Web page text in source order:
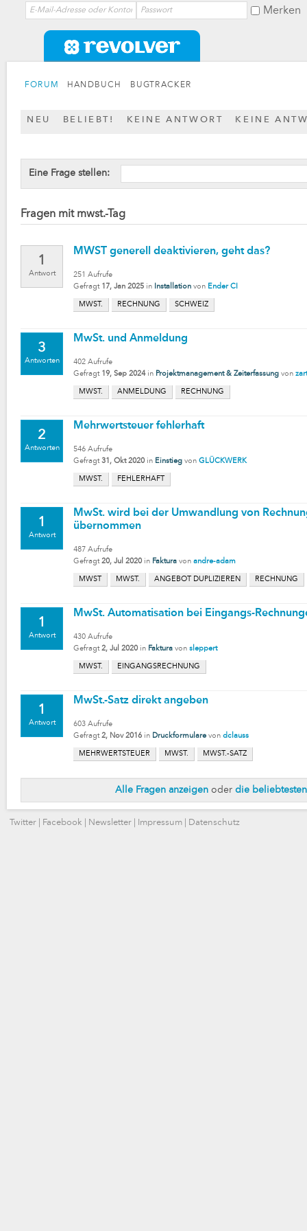
Merken
FORUM HANDBUCH BUGTRACKER
NEU BELIEBT! KEINE ANTWORT KEINE
Eine Frage stellen:
Fragen mit mwst.-Tag
1
Antwort
MWST generell deaktivieren, geht das?
251 Aufrufe
Gefragt 17, Jan 2025 in Installation von Ender CI
MWST. RECHNUNG SCHWEIZ
3
Antworten
MwSt. und Anmeldung
402 Aufrufe
Gefragt 19, Sep 2024 in Projektmanagement & Zeiterfassung von
MWST. ANMELDUNG RECHNUNG
2
Antworten
Mehrwertsteuer fehlerhaft
546 Aufrufe
Gefragt 31, Okt 2020 in Einstieg von GLÜCKWERK
MWST. FEHLERHAFT
1
Antwort
MwSt. wird bei der Umwandlung von
übernommen
487 Aufrufe
Gefragt 20, Jul 2020 in Faktura von andre-adam
MWST MWST. ANGEBOT DUPLIZIEREN RECHNUNG
1
Antwort
MwSt. Automatisation bei Eingangs-
430 Aufrufe
Gefragt 2, Jul 2020 in Faktura von sleppert
MWST. EINGANGSRECHNUNG
1
Antwort
MwSt.-Satz direkt angeben
603 Aufrufe
Gefragt 2, Nov 2016 in Druckformulare von dclauss
MEHRWERTSTEUER MWST. MWST.-SATZ
Alle Fragen anzeigen oder die beliebtesten
Twitter Facebook Newsletter Impressum Datenschutz